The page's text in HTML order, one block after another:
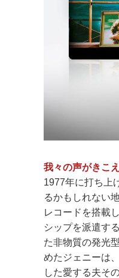
我々の声がきこ
1977年に打ち上
るかもしれない
レコードを搭載
シップを派遣す
た非物質の発光
めたジェニーは
した愛する夫そ